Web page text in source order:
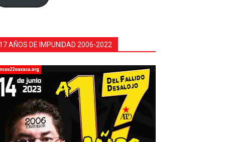
17 AÑOS DE IMPUNIDAD 2006-2022